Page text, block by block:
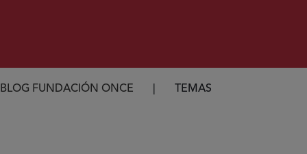
Ruta de navegación
BLOG FUNDACIÓN ONCE TEMAS